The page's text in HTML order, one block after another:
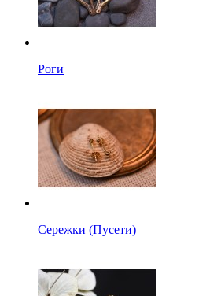
Роги
Сережки (Пусети)